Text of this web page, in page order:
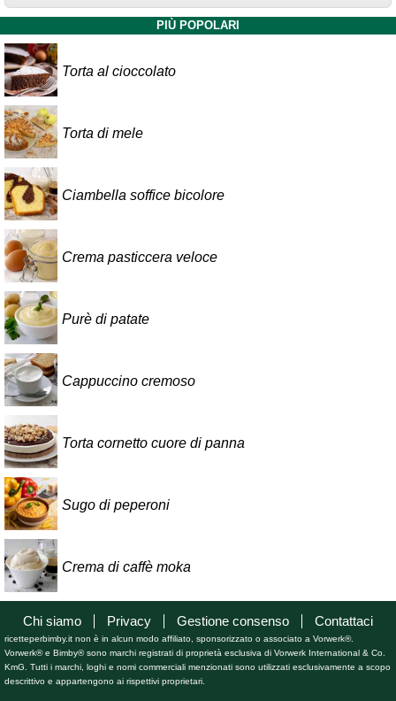
PIÙ POPOLARI
Torta al cioccolato
Torta di mele
Ciambella soffice bicolore
Crema pasticcera veloce
Purè di patate
Cappuccino cremoso
Torta cornetto cuore di panna
Sugo di peperoni
Crema di caffè moka
Chi siamo Privacy Gestione consenso Contattaci
ricetteperbimby.it non è in alcun modo affiliato, sponsorizzato o associato a Vorwerk®.
Vorwerk® e Bimby® sono marchi registrati di proprietà esclusiva di Vorwerk International & Co.
KmG. Tutti i marchi, loghi e nomi commerciali menzionati sono utilizzati esclusivamente a scopo
descrittivo e appartengono ai rispettivi proprietari.